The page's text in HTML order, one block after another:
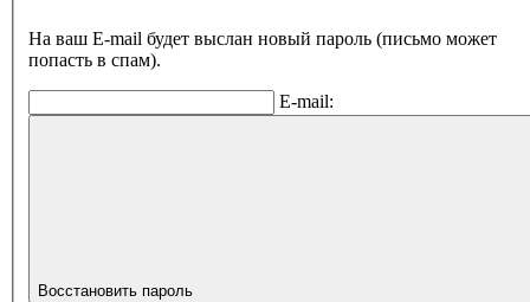
На ваш E-mail будет выслан новый пароль (письмо может
попасть в спам).
E-mail:
Восстановить пароль